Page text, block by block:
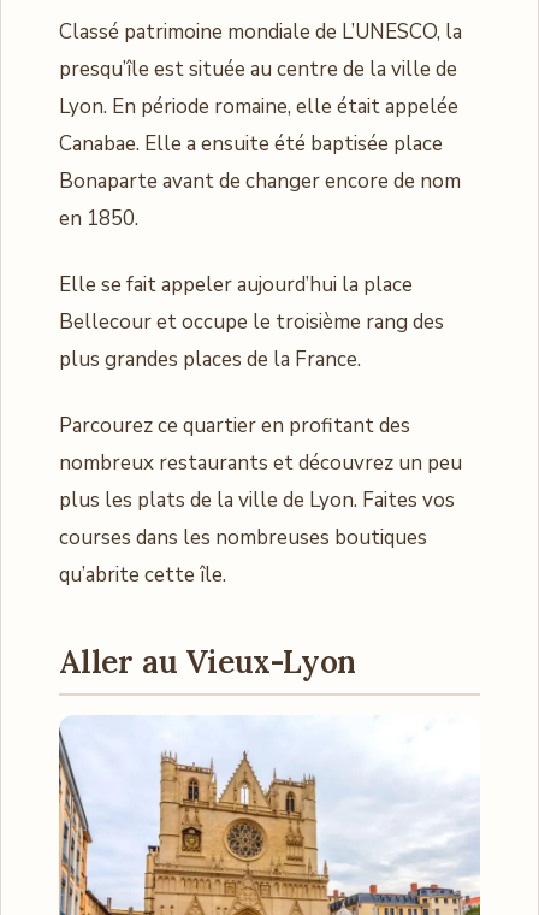
Classé patrimoine mondiale de L’UNESCO, la
presqu’île est située au centre de la ville de
Lyon. En période romaine, elle était appelée
Canabae. Elle a ensuite été baptisée place
Bonaparte avant de changer encore de nom
en 1850.
Elle se fait appeler aujourd’hui la place
Bellecour et occupe le troisième rang des
plus grandes places de la France.
Parcourez ce quartier en profitant des
nombreux restaurants et découvrez un peu
plus les plats de la ville de Lyon. Faites vos
courses dans les nombreuses boutiques
qu’abrite cette île.
Aller au Vieux-Lyon